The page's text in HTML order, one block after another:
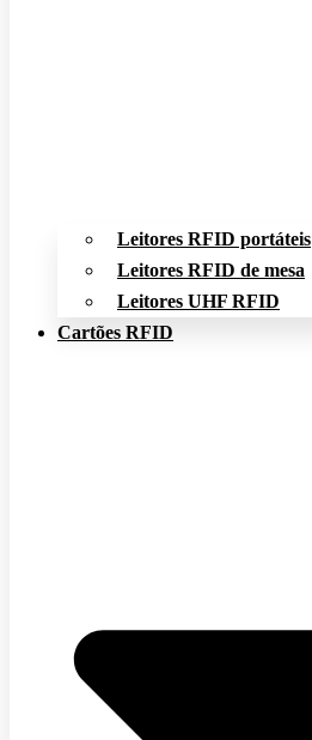
Leitores RFID portáteis
Leitores RFID de mesa
Leitores UHF RFID
Cartões RFID